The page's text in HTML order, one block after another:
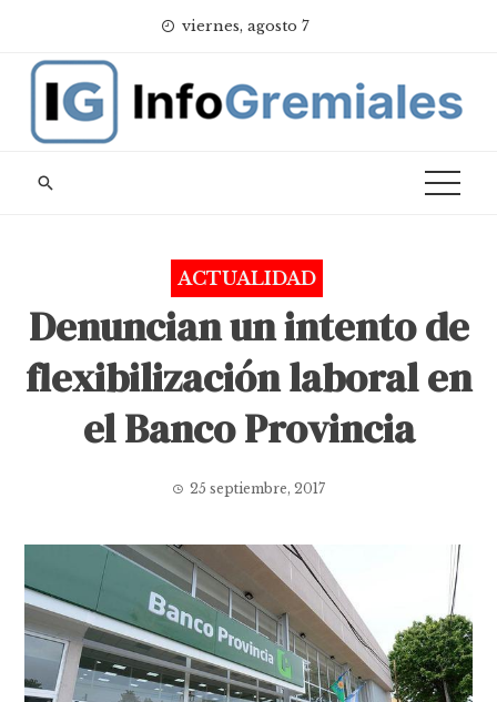
content
viernes, agosto 7
ACTUALIDAD
Denuncian un intento de
flexibilización laboral en
el Banco Provincia
25 septiembre, 2017